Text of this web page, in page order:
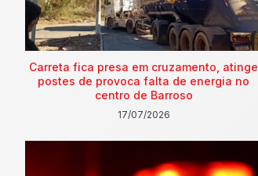
Carreta fica presa em cruzamento, atinge
postes de provoca falta de energia no
centro de Barroso
17/07/2026